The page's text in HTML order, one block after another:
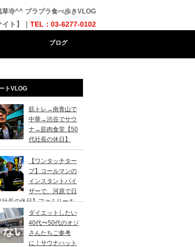
寺^^ プラプラ食べ歩きVLOG
ト】｜ TEL：03-6277-0102
ブログ
トVLOG
筋トレ→南青山で
中華→渋谷でサウ
ナ→筋肉食堂【50
代社長の休日】
【ワンタッチター
プ】コールマンの
インスタントバイ
ザーで、河原で日
長の休日】ファミリーキ
んは、まずこのスタイルでデ
すめです。
ダイエットしたい
40代〜50代のオジ
さんたちご参考
に！サウナハット